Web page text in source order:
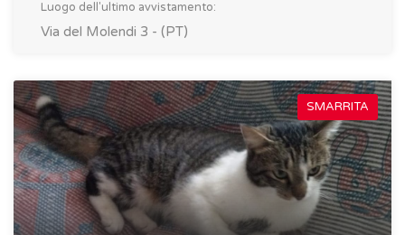
Luogo dell'ultimo avvistamento:
Via del Molendi 3 - (PT)
SMARRITA